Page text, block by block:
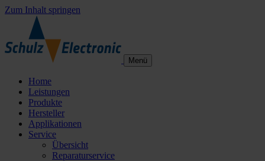
Zum Inhalt springen
Menü
Home
Leistungen
Produkte
Hersteller
Applikationen
Service
Übersicht
Reparaturservice